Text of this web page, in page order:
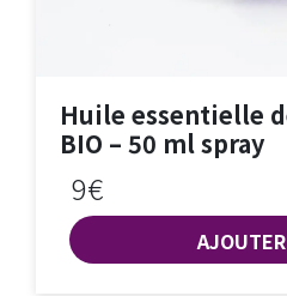
Huile essentielle de Lavandin
BIO – 50 ml spray
9€
AJOUTER